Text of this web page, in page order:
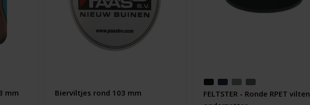
mm Bierviltjes rond 103 mm
FELTSTER - Ronde RPET vilten